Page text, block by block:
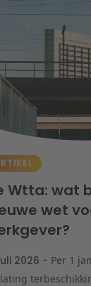
Wtta: wat
wet
2026 - Per 1